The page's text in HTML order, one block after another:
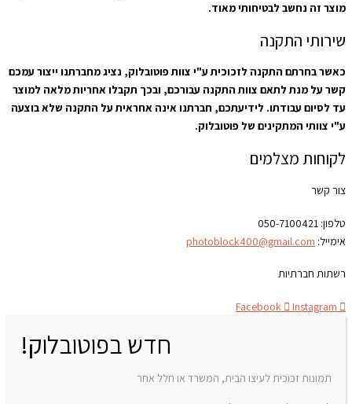
מוצר זה נחשב לבטיחותי מאוד.
שירותי התקנה
כאשר בחרתם התקנה לזכוכית ע"י צוות פוטובלוק, נציג מחברתנו ייצור עמכם
קשר על מנת לתאם צוות התקנה עבורכם, ובכך תקבלו אחריות מלאה למוצר
עד לסיום עבודתו. לידיעתכם, חברתנו אינה אחראית על התקנה שלא בוצעה
ע"י צוותי המתקינים של פוטובלוק.
לקוחות מצלמים
צור קשר
טלפון:
אימייל: photoblock400@gmail.com
רשתות חברתיות
Facebook Instagram
חדש בפוטובלוק!
תמונות זכוכית לעיצו הבית, המשרד או חלל אחר